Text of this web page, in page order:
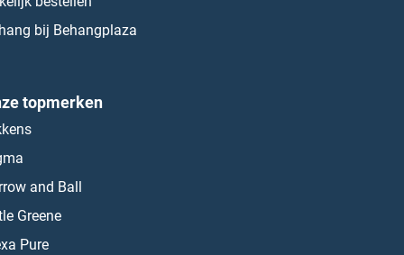
bij Behangplaza
topmerken
and Ball
Greene
Pure